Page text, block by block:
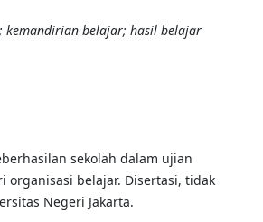
kemandirian belajar; hasil belajar
sekolah dalam ujian
organisasi belajar. Disertasi, tidak
Negeri Jakarta.